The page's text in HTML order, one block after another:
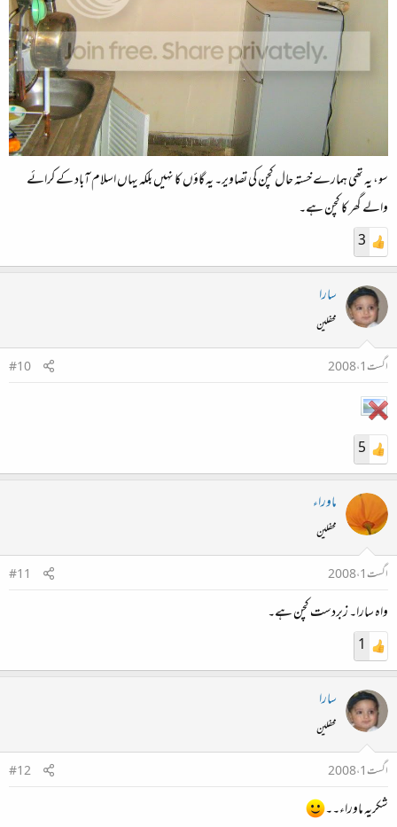
سو، یہ تھی ہمارے خستہ حال کچن کی تصاویر۔ یہ گاؤں کا نہیں بلکہ یہاں اسلام آباد کے کرائے
والے گھر کا کچن ہے۔
3
سارا
محفلین
اگست 1، 2008
#10
5
ماوراء
محفلین
اگست 1، 2008
#11
واہ سارا۔ زبردست کچن ہے۔
1
سارا
محفلین
اگست 1، 2008
#12
شکریہ ماوراء۔۔